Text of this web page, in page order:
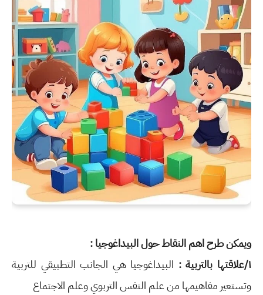
ويمكن طرح اهم النقاط حول البيداغوجيا :
١/علاقتها بالتربية :
البيداغوجيا هي الجانب التطبيقي للتربية
وتستعير مفاهيمها من علم النفس التربوي وعلم الاجتماع